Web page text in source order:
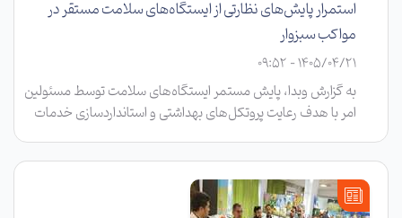
استمرار پایش‌های نظارتی از ایستگاه‌های سلامت مستقر در
مواکب سبزوار
1405/04/21 - 09:52
به گزارش وبدا، پایش مستمر ایستگاه‌های سلامت توسط مسئولین
امر با هدف رعایت پروتکل‌های بهداشتی و استانداردسازی خدمات